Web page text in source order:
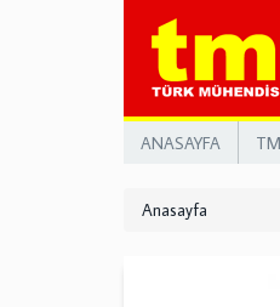
ANASAYFA
Anasayfa